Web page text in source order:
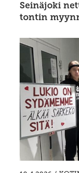
Seinäjoki
tontin